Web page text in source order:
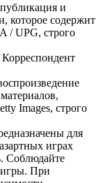
и
которое содержит
/ UPG, строго
Images, строго
для
играх
Соблюдайте
игры. При